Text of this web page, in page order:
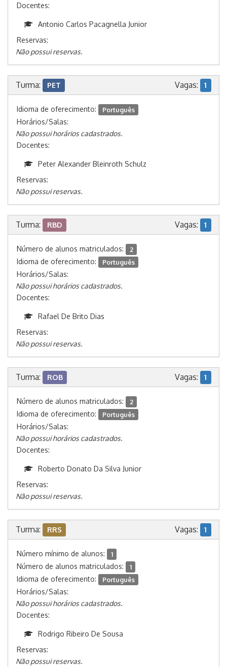
Docentes:
Antonio Carlos Pacagnella Junior
Reservas:
Não possui reservas.
Turma: PET Vagas: 1
Idioma de oferecimento: Português
Horários/Salas:
Não possui horários cadastrados.
Docentes:
Peter Alexander Bleinroth Schulz
Reservas:
Não possui reservas.
Turma: RBD Vagas: 1
Número de alunos matriculados: 2
Idioma de oferecimento: Português
Horários/Salas:
Não possui horários cadastrados.
Docentes:
Rafael De Brito Dias
Reservas:
Não possui reservas.
Turma: ROB Vagas: 1
Número de alunos matriculados: 2
Idioma de oferecimento: Português
Horários/Salas:
Não possui horários cadastrados.
Docentes:
Roberto Donato Da Silva Junior
Reservas:
Não possui reservas.
Turma: RRS Vagas: 1
Número mínimo de alunos: 1
Número de alunos matriculados: 1
Idioma de oferecimento: Português
Horários/Salas:
Não possui horários cadastrados.
Docentes:
Rodrigo Ribeiro De Sousa
Reservas:
Não possui reservas.